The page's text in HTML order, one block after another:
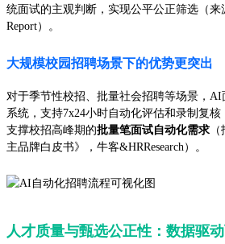
统面试的主观判断，实现公平公正筛选（来
Report）。
大规模校园招聘场景下的优势更突出
对于季节性校招、批量社会招聘等场景，
系统，支持7x24小时自动化评估和录制复
支撑校招高峰期的批量笔面试自动化需求
主品牌白皮书》，牛客&HRResearch）。
人才质量与甄选公正性：数据驱